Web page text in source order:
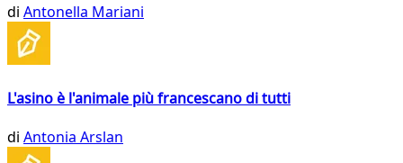
di Antonella Mariani
L'asino è l'animale più francescano di tutti
di Antonia Arslan